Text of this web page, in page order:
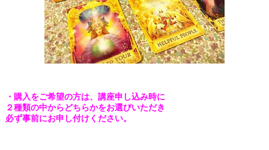
・購入をご希望の方は、講座申し込み時に
２種類の中からどちらかをお選びいただき
必ず事前にお申し付けください。